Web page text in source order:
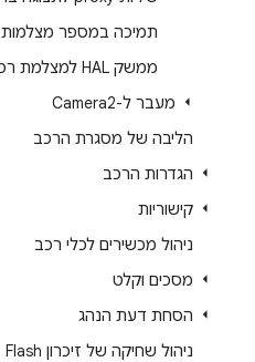
תמיכה במספר מצלמות
ממשק HAL למצלמת רכב
מעבר ל-Camera2
הליבה של מסגרת הרכב
הגדרות הרכב
קישוריות
ניהול מכשירים לכלי רכב
מסכים וקלט
הסחת דעת הנהג
ניהול שחיקה של זיכרון Flash